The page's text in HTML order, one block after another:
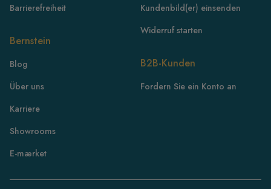
Barrierefreiheit
Bernstein
Blog
Über uns
Karriere
Showrooms
E-mærket
Kundenbild(er) einsenden
Widerruf starten
B2B-Kunden
Fordern Sie ein Konto an
IE
IT
NL
ES